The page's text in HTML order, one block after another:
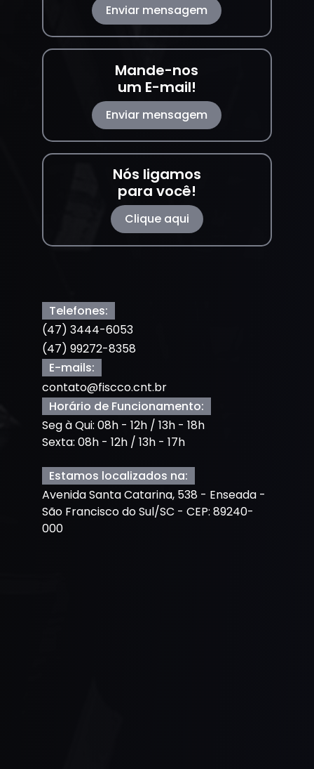
Enviar mensagem
Mande-nos
um E-mail!
Enviar mensagem
Nós ligamos
para você!
Clique aqui
Telefones:
(47) 3444-6053
(47) 99272-8358
E-mails:
contato@fiscco.cnt.br
Horário de Funcionamento:
Seg à Qui: 08h - 12h / 13h - 18h
Sexta: 08h - 12h / 13h - 17h
Estamos localizados na:
Avenida Santa Catarina, 538 - Enseada -
São Francisco do Sul/SC - CEP: 89240-
000